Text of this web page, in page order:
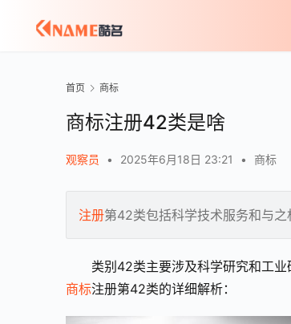
首页 商标
商标注册42类是啥
观察员 • 2025年6月18日 23:21 • 商标
注册第42类包括科学技术服务和与之
类别42类主要涉及科学研究和工
商标注册第42类的详细解析：